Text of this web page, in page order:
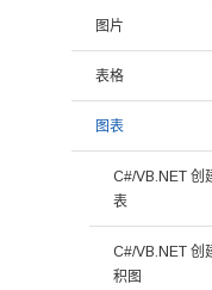
图片
表格
图表
C#/VB.NET 创
表
C#/VB.NET 创
积图